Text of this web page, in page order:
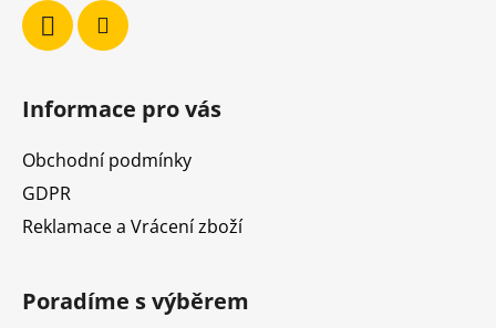
Informace pro vás
Obchodní podmínky
GDPR
Reklamace a Vrácení zboží
Poradíme s výběrem